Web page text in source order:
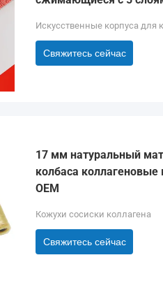
колбасы
Искусственные корпуса для
Свяжитесь сейчас
17 мм натуральный
колбаса коллагеновые
OEM
Кожухи сосиски коллагена
Свяжитесь сейчас